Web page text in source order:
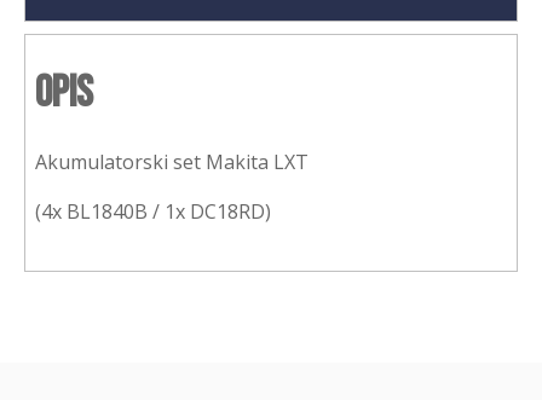
Opis
Akumulatorski set Makita LXT
(4x BL1840B / 1x DC18RD)